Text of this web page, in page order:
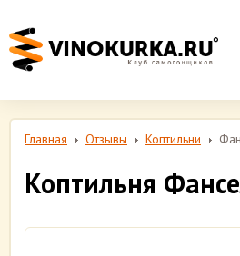
Главная Отзывы Коптильни
Коптильня